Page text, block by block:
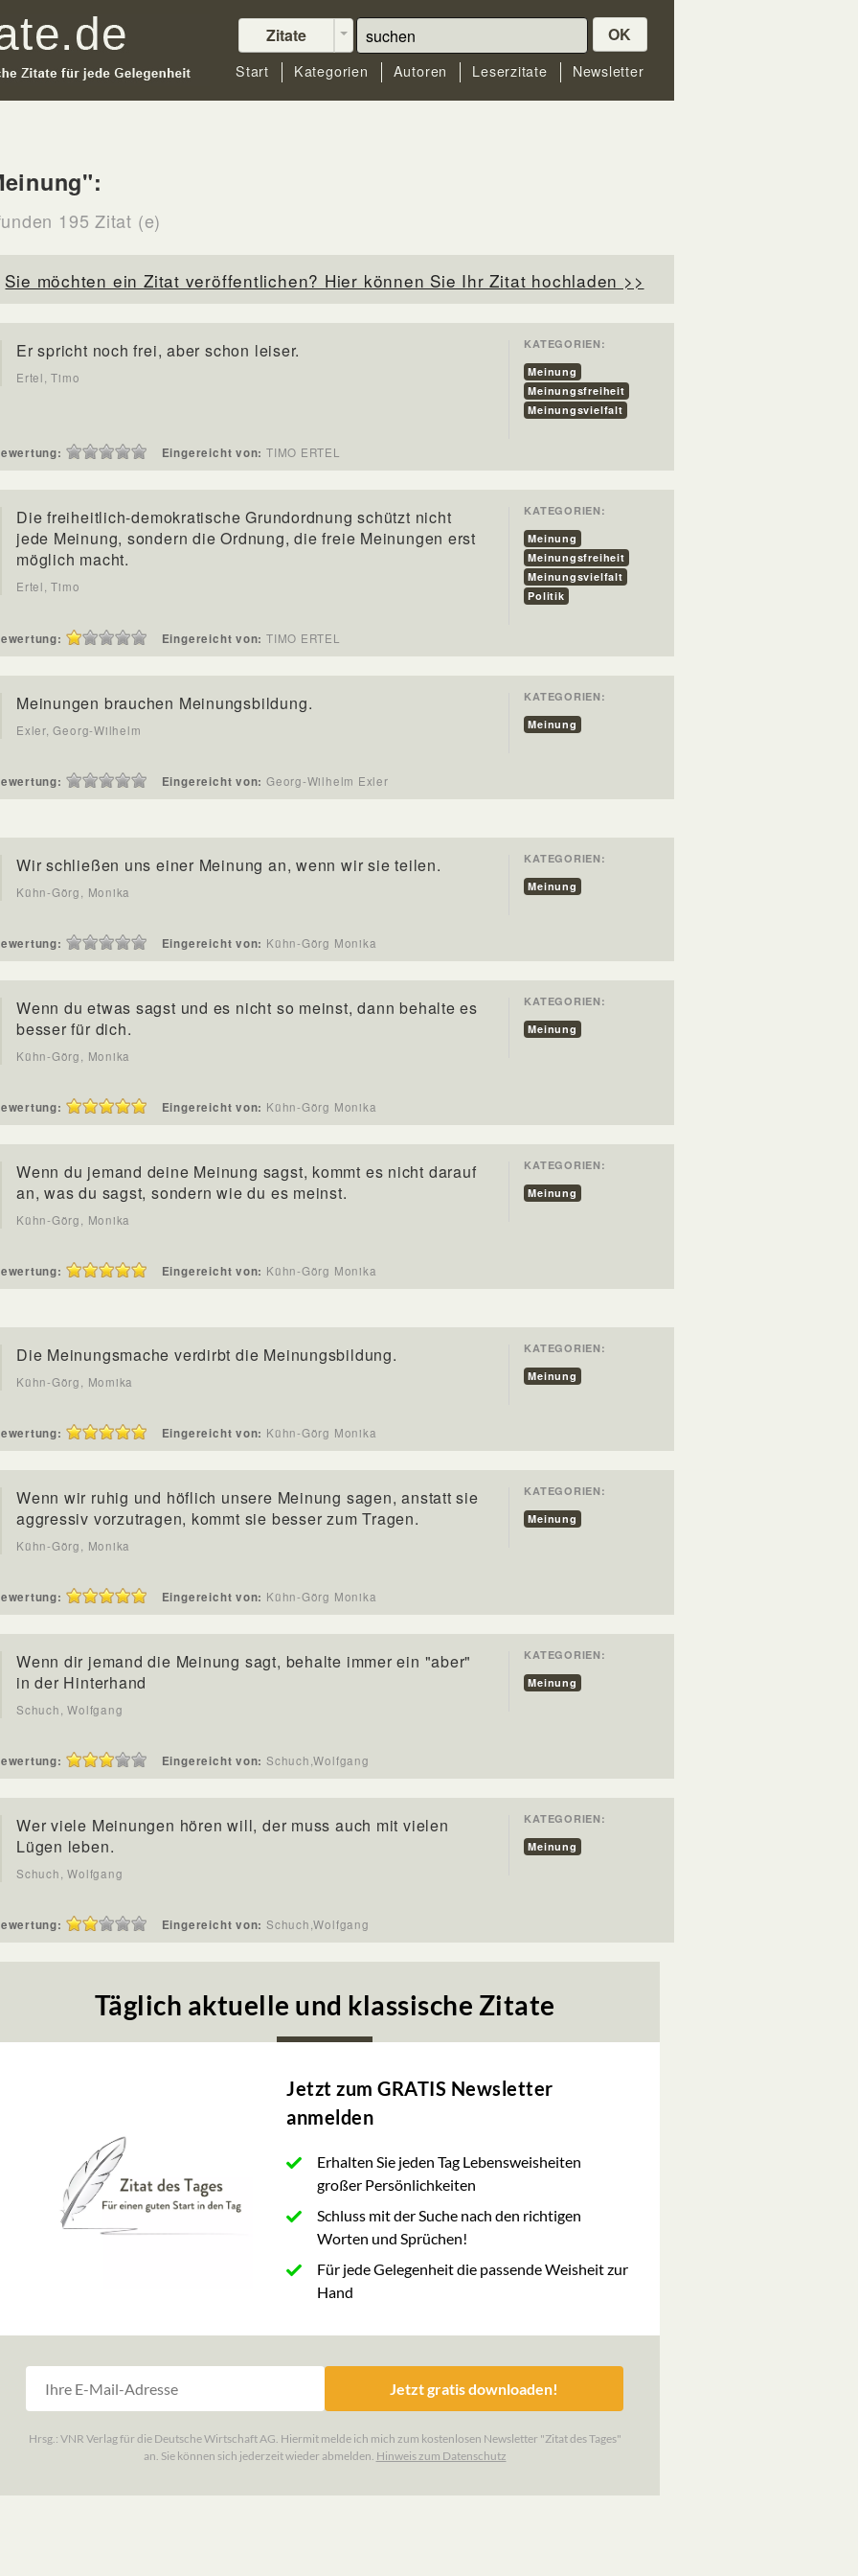
Zitate OK
Start Kategorien Autoren Leserzitate Newsletter
195 Zitat (e)
Sie möchten ein Zitat veröffentlichen? Hier können Sie Ihr Zitat hochladen >>
Er spricht noch frei, aber schon leiser.
Ertel, Timo
KATEGORIEN:
Meinung
Meinungsfreiheit
Meinungsvielfalt
Eingereicht von: TIMO ERTEL
Die freiheitlich-demokratische Grundordnung schützt nicht
jede Meinung, sondern die Ordnung, die freie Meinungen erst
möglich macht.
Ertel, Timo
KATEGORIEN:
Meinung
Meinungsfreiheit
Meinungsvielfalt
Politik
Eingereicht von: TIMO ERTEL
Meinungen brauchen Meinungsbildung.
Exler, Georg-Wilhelm
KATEGORIEN:
Meinung
Eingereicht von: Georg-Wilhelm Exler
Wir schließen uns einer Meinung an, wenn wir sie teilen.
Kühn-Görg, Monika
KATEGORIEN:
Meinung
Eingereicht von: Kühn-Görg Monika
Wenn du etwas sagst und es nicht so meinst, dann behalte es
besser für dich.
Kühn-Görg, Monika
KATEGORIEN:
Meinung
Eingereicht von: Kühn-Görg Monika
Wenn du jemand deine Meinung sagst, kommt es nicht darauf
an, was du sagst, sondern wie du es meinst.
Kühn-Görg, Monika
KATEGORIEN:
Meinung
Eingereicht von: Kühn-Görg Monika
Die Meinungsmache verdirbt die Meinungsbildung.
Kühn-Görg, Momika
KATEGORIEN:
Meinung
Eingereicht von: Kühn-Görg Monika
Wenn wir ruhig und höflich unsere Meinung sagen, anstatt sie
aggressiv vorzutragen, kommt sie besser zum Tragen.
Kühn-Görg, Monika
KATEGORIEN:
Meinung
Eingereicht von: Kühn-Görg Monika
Wenn dir jemand die Meinung sagt, behalte immer ein "aber"
in der Hinterhand
Schuch, Wolfgang
KATEGORIEN:
Meinung
Eingereicht von: Schuch,Wolfgang
Wer viele Meinungen hören will, der muss auch mit vielen
Lügen leben.
Schuch, Wolfgang
KATEGORIEN:
Meinung
Eingereicht von: Schuch,Wolfgang